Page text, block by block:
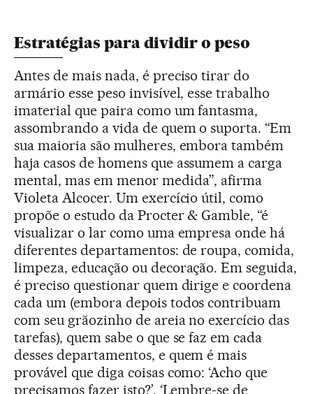
Estratégias para dividir o peso
Antes de mais nada, é preciso tirar do
armário esse peso invisível, esse trabalho
imaterial que paira como um fantasma,
assombrando a vida de quem o suporta. “Em
sua maioria são mulheres, embora também
haja casos de homens que assumem a carga
mental, mas em menor medida”, afirma
Violeta Alcocer. Um exercício útil, como
propõe o estudo da Procter & Gamble, “é
visualizar o lar como uma empresa onde há
diferentes departamentos: de roupa, comida,
limpeza, educação ou decoração. Em seguida,
é preciso questionar quem dirige e coordena
cada um (embora depois todos contribuam
com seu grãozinho de areia no exercício das
tarefas), quem sabe o que se faz em cada
desses departamentos, e quem é mais
provável que diga coisas como: ‘Acho que
precisamos fazer isto?’, ‘Lembre-se de